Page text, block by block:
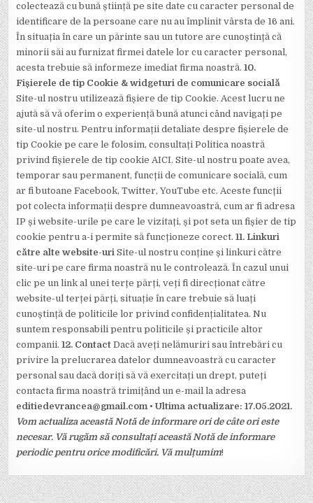
colectează cu bună știință pe site date cu caracter personal de
identificare de la persoane care nu au împlinit vârsta de 16 ani.
În situația în care un părinte sau un tutore are cunoștință că
minorii săi au furnizat firmei datele lor cu caracter personal,
acesta trebuie să informeze imediat firma noastră.10.
Fișierele de tip Cookie & widgeturi de comunicare socială
Site-ul nostru utilizează fișiere de tip Cookie. Acest lucru ne
ajută să vă oferim o experiență bună atunci când navigați pe
site-ul nostru. Pentru informații detaliate despre fișierele de
tip Cookie pe care le folosim, consultați Politica noastră
privind fișierele de tip cookie AICI. Site-ul nostru poate avea,
temporar sau permanent, funcții de comunicare socială, cum
ar fi butoane Facebook, Twitter, YouTube etc. Aceste funcții
pot colecta informații despre dumneavoastră, cum ar fi adresa
IP și website-urile pe care le vizitați, și pot seta un fișier de tip
cookie pentru a-i permite să funcționeze corect.11. Linkuri
către alte website-uri Site-ul nostru conține și linkuri către
site-uri pe care firma noastră nu le controlează. În cazul unui
clic pe un link al unei terțe părți, veți fi direcționat către
website-ul terței părți, situație în care trebuie să luați
cunoștință de politicile lor privind confidențialitatea. Nu
suntem responsabili pentru politicile și practicile altor
companii.12. Contact Dacă aveți nelămuriri sau întrebări cu
privire la prelucrarea datelor dumneavoastră cu caracter
personal sau dacă doriți să vă exercitați un drept, puteți
contacta firma noastră trimițând un e-mail la adresa
editiedevrancea@gmail.com • Ultima actualizare: 17.05.2021.
Vom actualiza această Notă de informare ori de câte ori este
necesar. Vă rugăm să consultați această Notă de informare
periodic pentru orice modificări. Vă mulțumim!